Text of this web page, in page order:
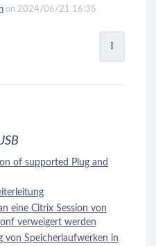
on 2024/06/21 16:35
of supported Plug and
eine Citrix Session von
verweigert werden
von Speicherlaufwerken in